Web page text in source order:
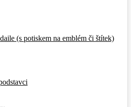
(s potiskem na emblém či štítek)